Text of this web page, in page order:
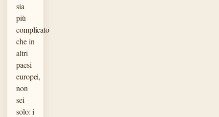
sia
più
complicato
che in
altri
paesi
europei,
non
sei
solo: i